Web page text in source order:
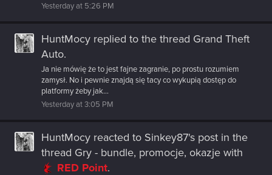
Yesterday at 5:26 PM
HuntMocy replied to the thread Grand Theft
Auto.
Ja nie mówię że to jest fajne zagranie, po prostu rozumiem
zamysł. No i pewnie znajdą się tacy co wykupią dostęp do
platformy żeby jak...
Yesterday at 3:05 PM
HuntMocy reacted to Sinkey87's post in the
thread Gry - bundle, promocje, okazje with
RED Point.